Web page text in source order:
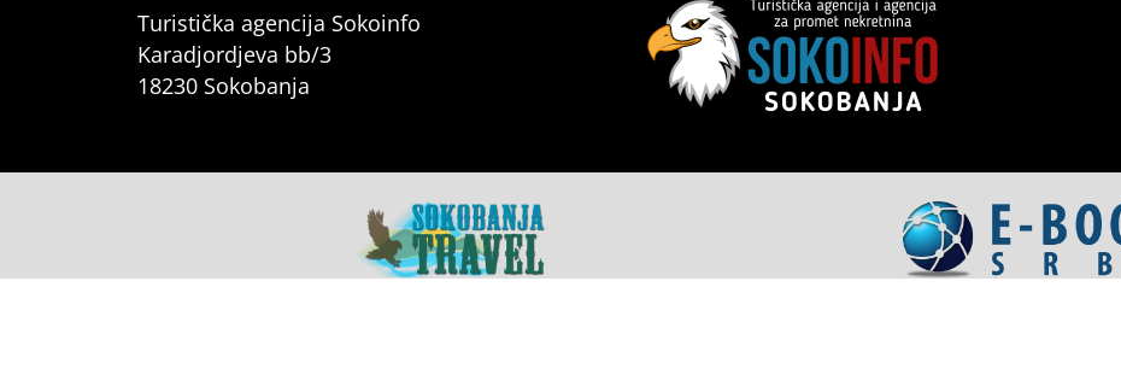
Turistička agencija Sokoinfo
Karadjordjeva bb/3
18230 Sokobanja